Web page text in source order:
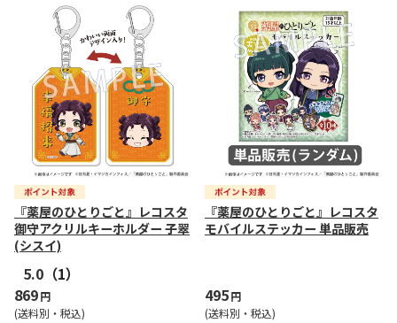
『薬屋のひとりごと』レコスタ
御守アクリルキーホルダー 子翠
(シスイ)
5.0 （1）
869円
(送料別・税込)
『薬屋のひとりごと』レコスタ
モバイルステッカー 単品販売
495円
(送料別・税込)